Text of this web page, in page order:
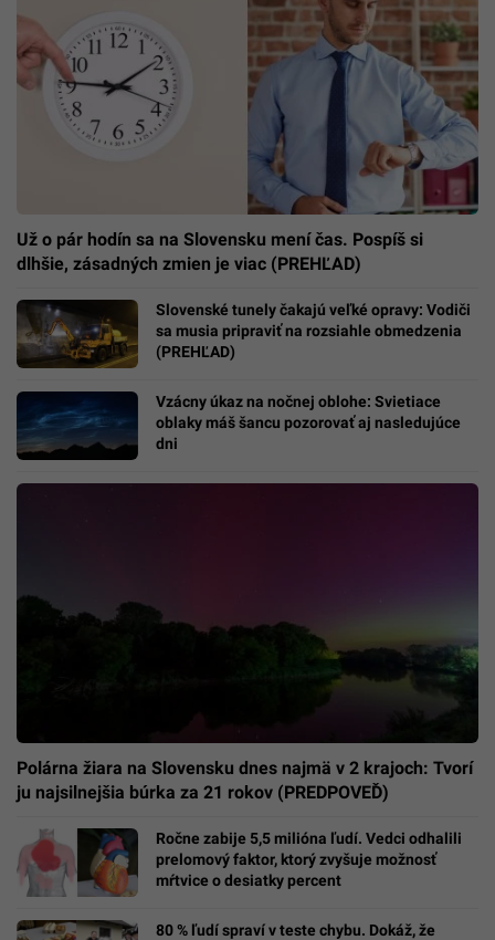
Už o pár hodín sa na Slovensku mení čas. Pospíš si
dlhšie, zásadných zmien je viac (PREHĽAD)
Slovenské tunely čakajú veľké opravy: Vodiči
sa musia pripraviť na rozsiahle obmedzenia
(PREHĽAD)
Vzácny úkaz na nočnej oblohe: Svietiace
oblaky máš šancu pozorovať aj nasledujúce
dni
Polárna žiara na Slovensku dnes najmä v 2 krajoch: Tvorí
ju najsilnejšia búrka za 21 rokov (PREDPOVEĎ)
Ročne zabije 5,5 milióna ľudí. Vedci odhalili
prelomový faktor, ktorý zvyšuje možnosť
mŕtvice o desiatky percent
80 % ľudí spraví v teste chybu. Dokáž, že